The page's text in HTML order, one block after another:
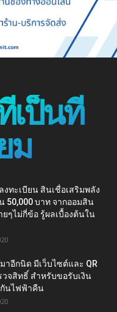
เป็นที่
ม
งทะเบียน สินเชื่อเสริมพลัง
50,000 บาท จากออมสิน
ยๆไม่กี่ข้อ รู้ผลเบื้องต้นใน
าอีกนิด มีเว็บไซต์และ QR
วจสิทธิ์ สำหรับขอรับเงิน
นไฟฟ้าคืน